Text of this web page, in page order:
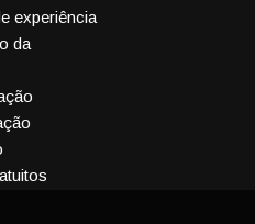
experiência
da